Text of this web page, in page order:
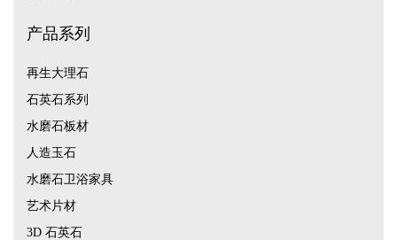
产品系列
再生大理石
石英石系列
水磨石板材
人造玉石
水磨石卫浴家具
艺术片材
3D 石英石